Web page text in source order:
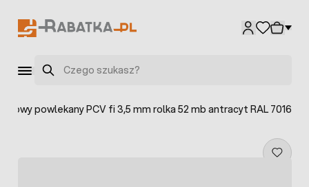
Szukaj
powlekany PCV fi 3,5 mm rolka 52 mb antracyt RAL 7016